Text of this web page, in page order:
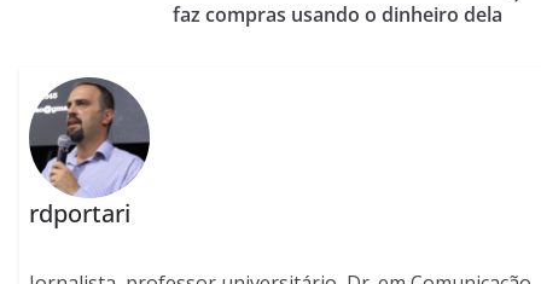
faz compras usando o dinheiro dela
rdportari